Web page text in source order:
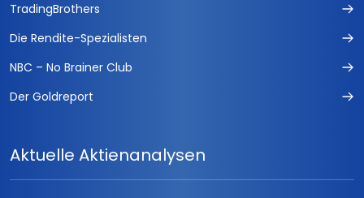
TradingBrothers
Die Rendite-Spezialisten
NBC – No Brainer Club
Der Goldreport
Aktuelle Aktienanalysen